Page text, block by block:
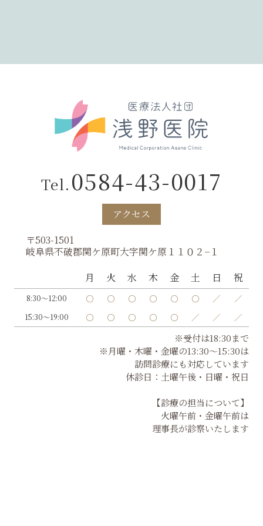
Tel.0584-43-0017
アクセス
〒503-1501
岐阜県不破郡関ケ原町大字関ケ原１１０２−１
月
火 水 木 金 土 日 祝
8:30～12:00 〇 〇 〇 〇 〇 〇 ／ ／
15:30～19:00 〇 〇 〇 〇 〇 ／ ／ ／
※受付は18:30まで
※月曜・木曜・金曜の13:30～15:30は
訪問診療にも対応しています
休診日：土曜午後・日曜・祝日
【診療の担当について】
火曜午前・金曜午前は
理事長が診察いたします